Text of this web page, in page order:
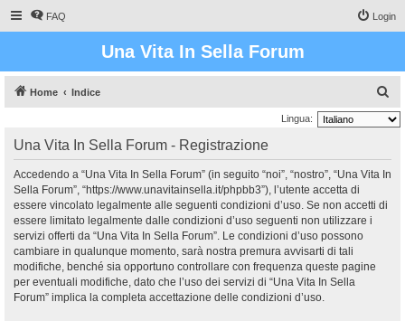
FAQ Login
Una Vita In Sella Forum
Home Indice
e
Lingua:
Una Vita In Sella Forum - Registrazione
Accedendo a “Una Vita In Sella Forum” (in seguito “noi”, “nostro”, “Una Vita In
Sella Forum”, “https://www.unavitainsella.it/phpbb3”), l’utente accetta di
essere vincolato legalmente alle seguenti condizioni d’uso. Se non accetti di
essere limitato legalmente dalle condizioni d’uso seguenti non utilizzare i
servizi offerti da “Una Vita In Sella Forum”. Le condizioni d’uso possono
cambiare in qualunque momento, sarà nostra premura avvisarti di tali
modifiche, benché sia opportuno controllare con frequenza queste pagine
per eventuali modifiche, dato che l’uso dei servizi di “Una Vita In Sella
Forum” implica la completa accettazione delle condizioni d’uso.